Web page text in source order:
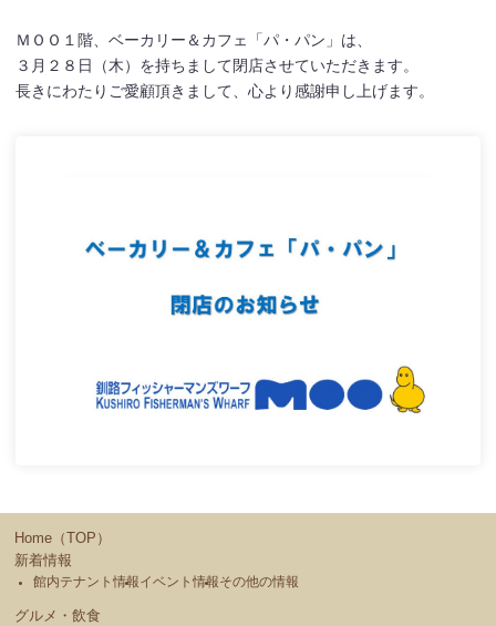
ＭＯＯ１階、ベーカリー＆カフェ「パ・パン」は、
３月２８日（木）を持ちまして閉店させていただきます。
長きにわたりご愛顧頂きまして、心より感謝申し上げます。
Home（TOP）
新着情報
館内テナント情報イベント情報その他の情報
グルメ・飲食